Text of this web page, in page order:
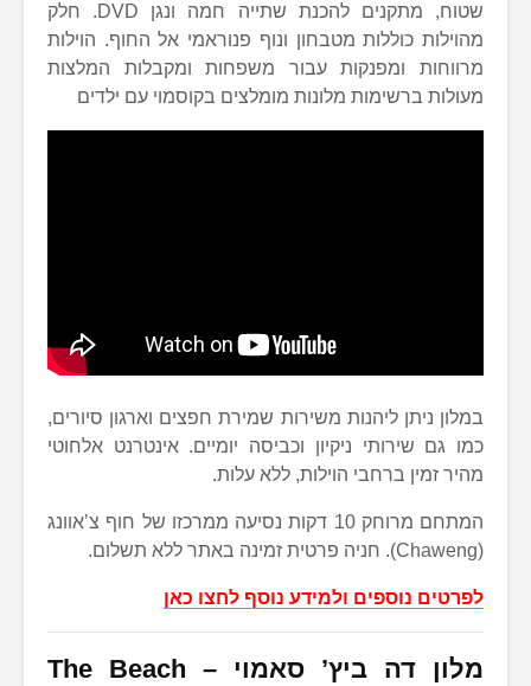
שטוח, מתקנים להכנת שתייה חמה ונגן DVD. חלק
מהוילות כוללות מטבחון ונוף פנוראמי אל החוף. הוילות
מרווחות ומפנקות עבור משפחות ומקבלות המלצות
מעולות ברשימות מלונות מומלצים בקוסמוי עם ילדים
במלון ניתן ליהנות משירות שמירת חפצים וארגון סיורים,
כמו גם שירותי ניקיון וכביסה יומיים. אינטרנט אלחוטי
מהיר זמין ברחבי הוילות, ללא עלות.
המתחם מרוחק 10 דקות נסיעה ממרכזו של חוף צ’אוונג
(Chaweng). חניה פרטית זמינה באתר ללא תשלום.
לפרטים נוספים ולמידע נוסף לחצו כאן
מלון דה ביץ’ סאמוי – The Beach